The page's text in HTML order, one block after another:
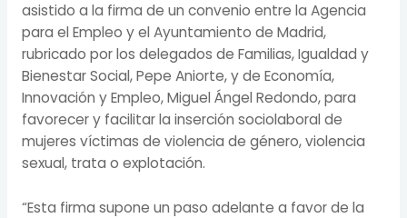
asistido a la firma de un convenio entre la Agencia
para el Empleo y el Ayuntamiento de Madrid,
rubricado por los delegados de Familias, Igualdad y
Bienestar Social, Pepe Aniorte, y de Economía,
Innovación y Empleo, Miguel Ángel Redondo, para
favorecer y facilitar la inserción sociolaboral de
mujeres víctimas de violencia de género, violencia
sexual, trata o explotación.
“Esta firma supone un paso adelante a favor de la